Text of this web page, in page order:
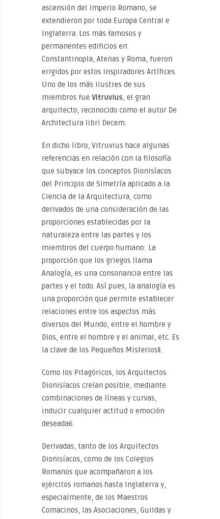
ascensión del Imperio Romano, se
extendieron por toda Europa Central e
Inglaterra. Los más famosos y
permanentes edificios en
Constantinopla, Atenas y Roma, fueron
erigidos por estos inspiradores Artífices.
Uno de los más ilustres de sus
miembros fue Vitruvius, el gran
arquitecto, reconocido como el autor De
Architectura libri Decem.
En dicho libro, Vitruvius hace algunas
referencias en relación con la filosofía
que subyace los conceptos Dionisíacos
del Principio de Simetría aplicado a la
Ciencia de la Arquitectura, como
derivados de una consideración de las
proporciones establecidas por la
naturaleza entre las partes y los
miembros del cuerpo humano: La
proporción que los griegos llama
Analogía, es una consonancia entre las
partes y el todo. Así pues, la analogía es
una proporción que permite establecer
relaciones entre los aspectos más
diversos del Mundo, entre el hombre y
Dios, entre el hombre y el animal, etc. Es
la clave de los Pequeños Misterios‖.
Como los Pitagóricos, los Arquitectos
Dionisíacos creían posible, mediante
combinaciones de líneas y curvas,
inducir cualquier actitud o emoción
deseada6.
Derivadas, tanto de los Arquitectos
Dionisíacos, como de los Colegios
Romanos que acompañaron a los
ejércitos romanos hasta Inglaterra y,
especialmente, de los Maestros
Comacinos, las Asociaciones, Guildas y